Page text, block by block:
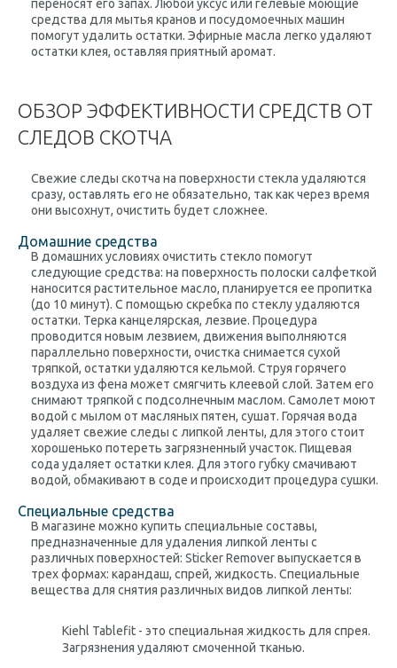
переносят его запах. Любой уксус или гелевые моющие
средства для мытья кранов и посудомоечных машин
помогут удалить остатки. Эфирные масла легко удаляют
остатки клея, оставляя приятный аромат.
ОБЗОР ЭФФЕКТИВНОСТИ СРЕДСТВ ОТ
СЛЕДОВ СКОТЧА
Свежие следы скотча на поверхности стекла удаляются
сразу, оставлять его не обязательно, так как через время
они высохнут, очистить будет сложнее.
Домашние средства
В домашних условиях очистить стекло помогут
следующие средства: на поверхность полоски салфеткой
наносится растительное масло, планируется ее пропитка
(до 10 минут). С помощью скребка по стеклу удаляются
остатки. Терка канцелярская, лезвие. Процедура
проводится новым лезвием, движения выполняются
параллельно поверхности, очистка снимается сухой
тряпкой, остатки удаляются кельмой. Струя горячего
воздуха из фена может смягчить клеевой слой. Затем его
снимают тряпкой с подсолнечным маслом. Самолет моют
водой с мылом от масляных пятен, сушат. Горячая вода
удаляет свежие следы с липкой ленты, для этого стоит
хорошенько потереть загрязненный участок. Пищевая
сода удаляет остатки клея. Для этого губку смачивают
водой, обмакивают в соде и происходит процедура сушки.
Специальные средства
В магазине можно купить специальные составы,
предназначенные для удаления липкой ленты с
различных поверхностей: Sticker Remover выпускается в
трех формах: карандаш, спрей, жидкость. Специальные
вещества для снятия различных видов липкой ленты:
Kiehl Tablefit - это специальная жидкость для спрея.
Загрязнения удаляют смоченной тканью.